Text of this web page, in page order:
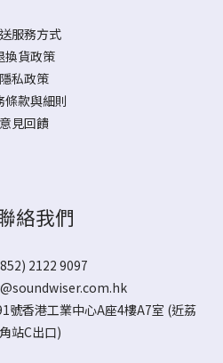
服務方式
換貨政策
隱私政策
條款與細則
意見回饋
絡我們
2122 9097
號香港工業中心A座4樓A7室 (近荔
站C出口)